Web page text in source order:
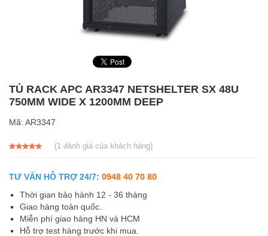
TỦ RACK APC AR3347 NETSHELTER SX 48U
750MM WIDE X 1200MM DEEP
Mã: AR3347
đánh giá
(1đánh giá của khách hàng)
TƯ VẤN HỖ TRỢ 24/7: 0948 40 70 80
Thời gian bảo hành 12 - 36 tháng
Giao hàng toàn quốc.
Miễn phí giao hàng HN và HCM
Hỗ trợ test hàng trước khi mua.